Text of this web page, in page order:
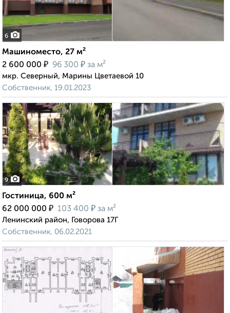
6
Машиноместо, 27 м²
2 600 000 ₽ 96 300 ₽ за м²
мкр. Северный, Марины Цветаевой 10
Собственник, 19.01.2023
9
Гостиница, 600 м²
62 000 000 ₽ 103 400 ₽ за м²
Ленинский район, Говорова 17Г
Собственник, 06.02.2021